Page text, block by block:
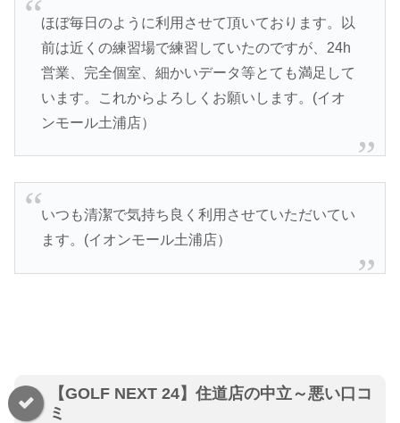
ほぼ毎日のように利用させて頂いております。以
前は近くの練習場で練習していたのですが、24h
営業、完全個室、細かいデータ等とても満足して
います。これからよろしくお願いします。(イオ
ンモール土浦店）
いつも清潔で気持ち良く利用させていただいてい
ます。(イオンモール土浦店）
【GOLF NEXT 24】住道店の中立～悪い口コ
ミ